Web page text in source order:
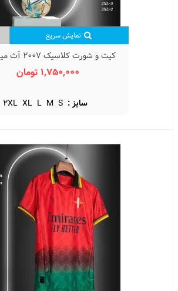
نمایش سریع
Milan Classic Kit Home 2007
1,750,000 تومان
سایز : S
M
L
XL
2XL